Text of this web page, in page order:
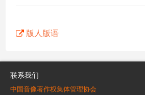
版人版语
联系我们
中国音像著作权集体管理协会